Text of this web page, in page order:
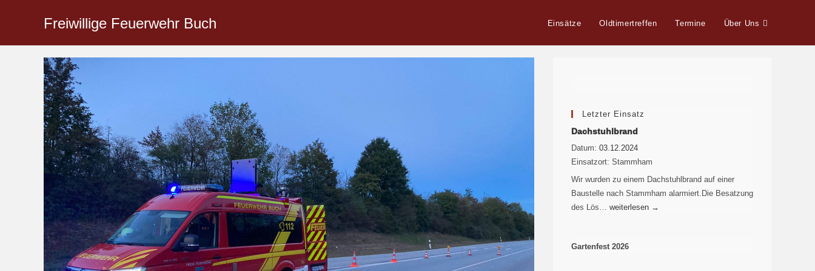
Freiwillige Feuerwehr Buch Einsätze Oldtimertreffen Termine Über Uns
Letzter Einsatz
Dachstuhlbrand
Datum: 03.12.2024
Einsatzort: Stammham
Wir wurden zu einem Dachstuhlbrand auf einer
Baustelle nach Stammham alarmiert.Die Besatzung
des Lös… weiterlesen →
Gartenfest 2026